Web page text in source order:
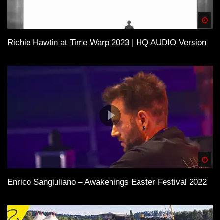
Richie Hawtin at Time Warp 2023 | HQ AUDIO Version
Enrico Sangiuliano – Awakenings Easter Festival 2022